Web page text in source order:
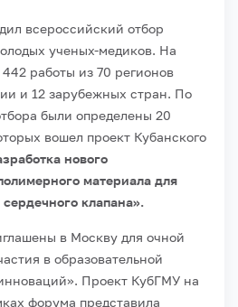
всероссийский отбор
ученых-медиков. На
работы из 70 регионов
и 12 зарубежных стран. По
были определены 20
вошел проект Кубанского
нового
материала для
клапана».
в Москву для очной
в образовательной
Проект КубГМУ на
форума представила